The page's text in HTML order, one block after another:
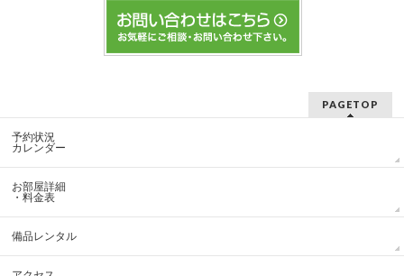
PAGETOP
予約状況
カレンダー
お部屋詳細
・料金表
備品レンタル